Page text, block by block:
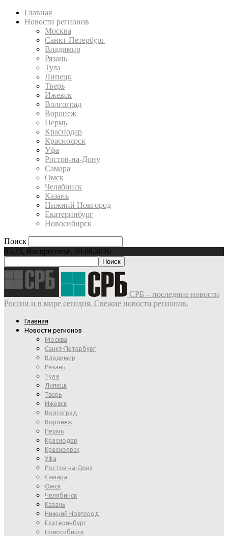
Главная
Новости регионов
Москва
Санкт-Петербург
Владимир
Рязань
Тула
Липецк
Тверь
Ижевск
Волгоград
Воронеж
Пермь
Краснодар
Красноярск
Уфа
Ростов-на-Дону
Самара
Омск
Челябинск
Казань
Нижний Новгород
Екатеринбург
Новосибирск
Поиск
05:23, Воскресенье, 09.08.2026
СРБ – последние новости
России и в мире сегодня. Свежие новости регионов.
Главная
Новости регионов
Москва
Санкт-Петербург
Владимир
Рязань
Тула
Липецк
Тверь
Ижевск
Волгоград
Воронеж
Пермь
Краснодар
Красноярск
Уфа
Ростов-на-Дону
Самара
Омск
Челябинск
Казань
Нижний Новгород
Екатеринбург
Новосибирск